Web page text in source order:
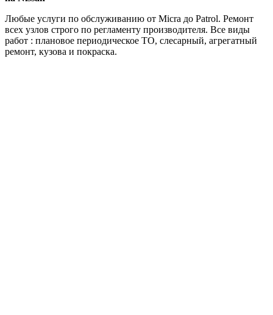
Любые услуги по обслуживанию от Micra до Patrol. Ремонт
всех узлов строго по регламенту производителя. Все виды
работ : плановое периодическое ТО, слесарный, агрегатный
ремонт, кузова и покраска.